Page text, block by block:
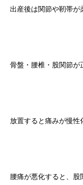
出産後は関節や靭帯が
骨盤・腰椎・股関節が
放置すると痛みが慢性
腰痛が悪化すると、